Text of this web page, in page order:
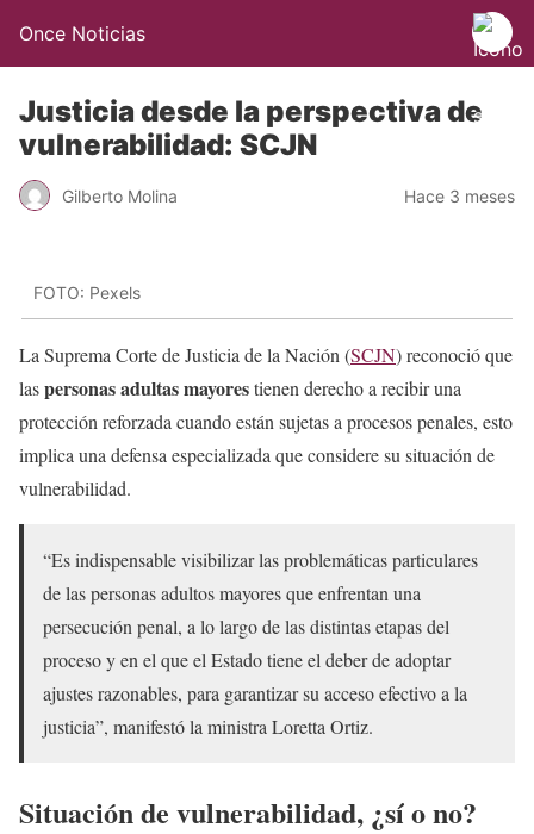
Once Noticias
Justicia desde la perspectiva de
vulnerabilidad: SCJN
Gilberto Molina Hace 3 meses
FOTO: Pexels
La Suprema Corte de Justicia de la Nación (SCJN) reconoció que
laspersonas adultas mayorestienen derecho a recibir una
protección reforzada cuando están sujetas a procesos penales, esto
implica una defensa especializada que considere su situación de
vulnerabilidad.
“Es indispensable visibilizar las problemáticas particulares
de las personas adultos mayores que enfrentan una
persecución penal, a lo largo de las distintas etapas del
proceso y en el que el Estado tiene el deber de adoptar
ajustes razonables, para garantizar su acceso efectivo a la
justicia”, manifestó la ministra Loretta Ortiz.
Situación de vulnerabilidad, ¿sí o no?